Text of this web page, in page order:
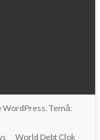
WordPress. Temă:
World Debt Clok